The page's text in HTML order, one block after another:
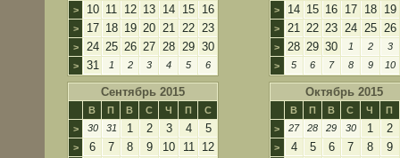
> 10 11 12 13 14 15 16
> 17 18 19 20 21 22 23
> 24 25 26 27 28 29 30
> 31 1 2 3 4 5 6
> 14 15 16 17 18 19
> 21 22 23 24 25 26
> 28 29 30 1 2
3
>
5 6 7 8 9 10
Сентябрь 2015
В П В С Ч П
С
>
30 31 1 2 3 4 5
> 6 7 8 9 10 11 12
Октябрь 2015
В П В С Ч
П
>
27 28 29 30 1 2
> 4 5 6 7 8 9